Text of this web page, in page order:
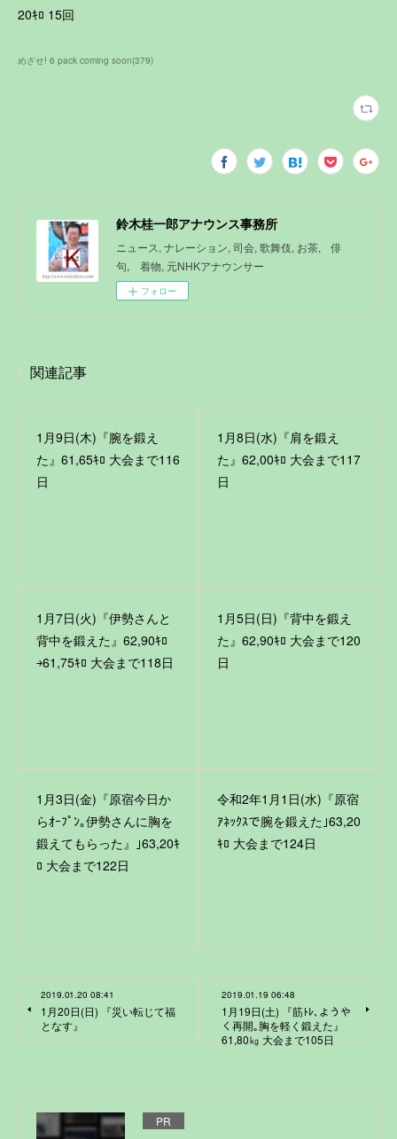
20ｷﾛ 15回
めざせ! 6 pack coming soon(379)
鈴木桂一郎アナウンス事務所
ニュース, ナレーション, 司会, 歌舞伎, お茶, 俳
句, 着物, 元NHKアナウンサー
フォロー
関連記事
1月9日(木)『腕を鍛え
た』61,65ｷﾛ 大会まで116
日
1月8日(水)『肩を鍛え
た』62,00ｷﾛ 大会まで117
日
1月7日(火)『伊勢さんと
背中を鍛えた』62,90ｷﾛ
￫61,75ｷﾛ 大会まで118日
1月5日(日)『背中を鍛え
た』62,90ｷﾛ 大会まで120
日
1月3日(金)『原宿今日か
らｵｰﾌﾟﾝ｡伊勢さんに胸を
鍛えてもらった』｣63,20ｷ
ﾛ 大会まで122日
令和2年1月1日(水)『原宿
ｱﾈｯｸｽで腕を鍛えた｣63,20
ｷﾛ 大会まで124日
2019.01.20 08:41
1月20日(日) 『災い転じて福
となす』
2019.01.19 06:48
1月19日(土) 『筋ﾄﾚ､ようや
く再開｡胸を軽く鍛えた』
61,80㎏ 大会まで105日
PR